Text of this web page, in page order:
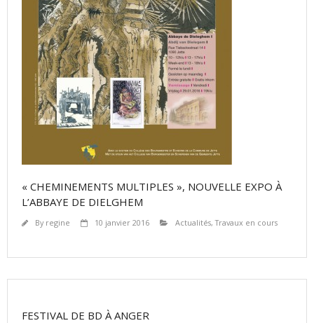
« CHEMINEMENTS MULTIPLES », NOUVELLE EXPO À
L’ABBAYE DE DIELGHEM
By regine 10 janvier 2016 Actualités,Travaux en cours
FESTIVAL DE BD À ANGER